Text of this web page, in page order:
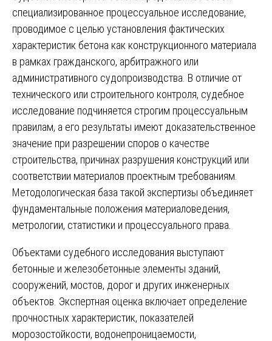
специализированное процессуальное исследование,
проводимое с целью установления фактических
характеристик бетона как конструкционного материала
в рамках гражданского, арбитражного или
административного судопроизводства. В отличие от
технического или строительного контроля, судебное
исследование подчиняется строгим процессуальным
правилам, а его результаты имеют доказательственное
значение при разрешении споров о качестве
строительства, причинах разрушения конструкций или
соответствии материалов проектным требованиям.
Методологическая база такой экспертизы объединяет
фундаментальные положения материаловедения,
метрологии, статистики и процессуального права.
Объектами судебного исследования выступают
бетонные и железобетонные элементы зданий,
сооружений, мостов, дорог и других инженерных
объектов. Экспертная оценка включает определение
прочностных характеристик, показателей
морозостойкости, водонепроницаемости,